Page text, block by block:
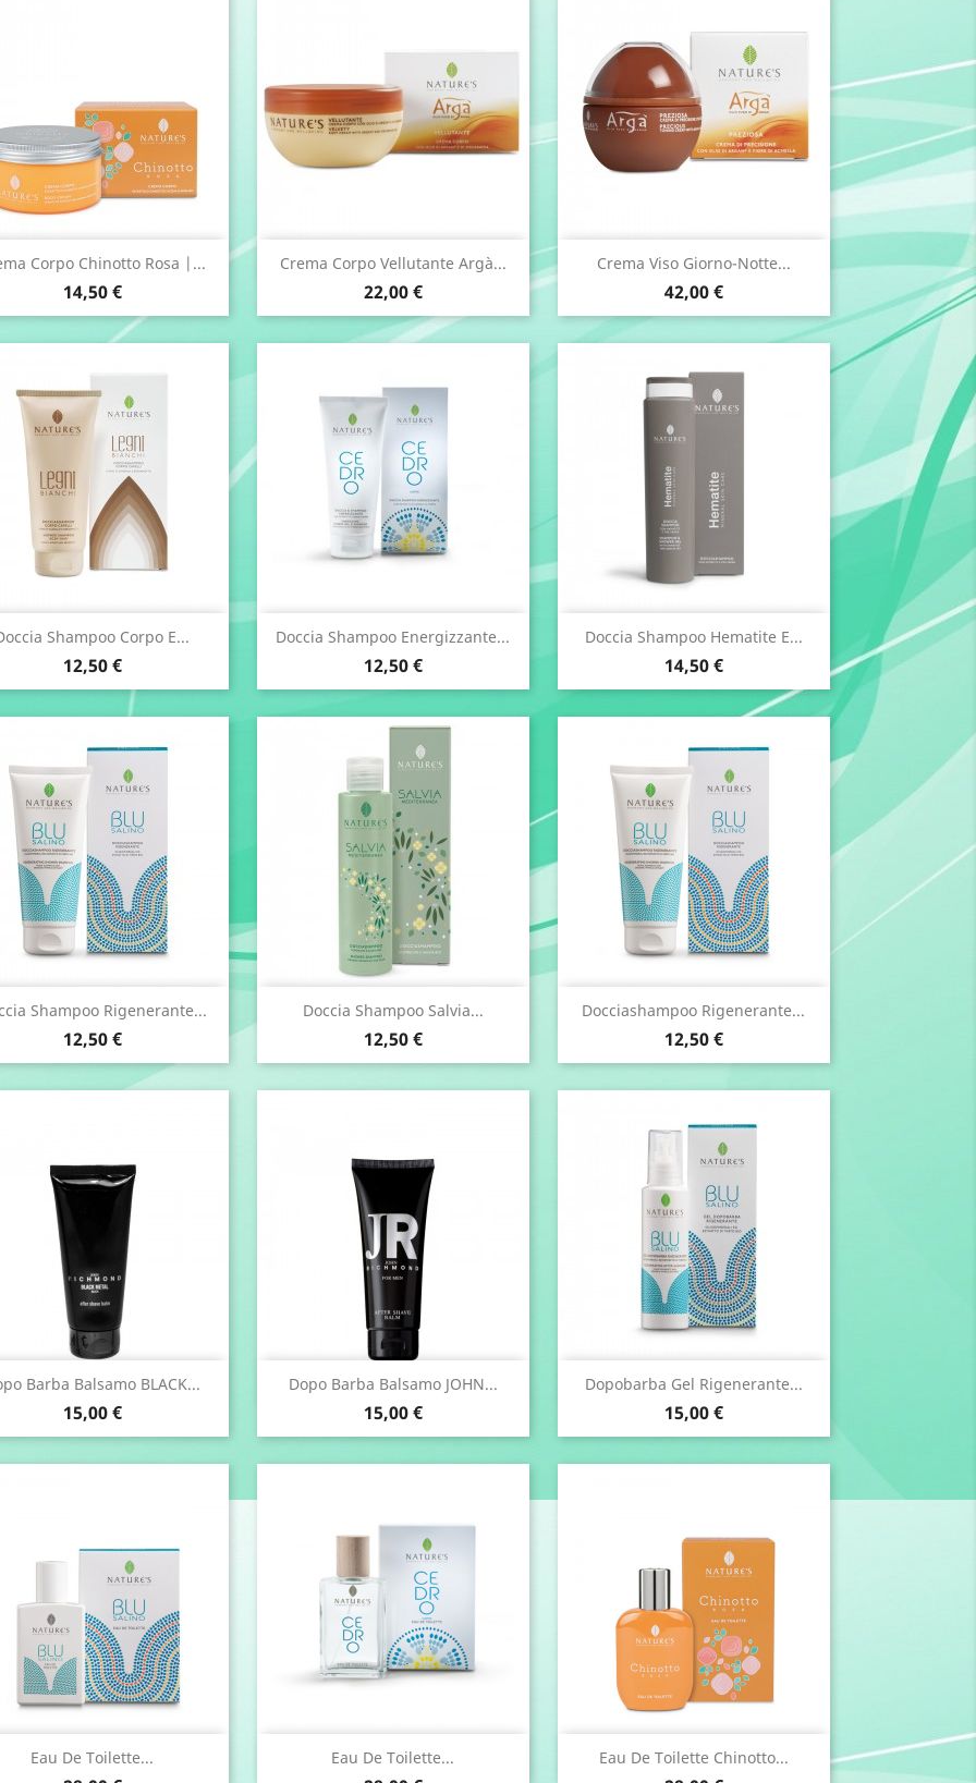
Corpo Chinotto Rosa |...
Prezzo
14,50 €
Anteprima Crema Corpo Vellutante Argà...
Prezzo
22,00 €
Anteprima Crema Viso Giorno-Notte...
Prezzo
42,00 €
Anteprima
Shampoo Corpo E...
Prezzo
12,50 €
Anteprima Doccia Shampoo Energizzante...
Prezzo
12,50 €
Anteprima Doccia Shampoo Hematite E...
Prezzo
14,50 €
Anteprima
Shampoo Rigenerante...
Prezzo
12,50 €
Anteprima Doccia Shampoo Salvia...
Prezzo
12,50 €
Anteprima Docciashampoo Rigenerante...
Prezzo
12,50 €
Anteprima
Barba Balsamo BLACK...
Prezzo
15,00 €
Anteprima Dopo Barba Balsamo JOHN...
Prezzo
15,00 €
Anteprima Dopobarba Gel Rigenerante...
Prezzo
15,00 €
Anteprima
Eau De Toilette...
 Anteprima Eau De Toilette...
 Anteprima Eau De Toilette Chinotto...
Anteprima